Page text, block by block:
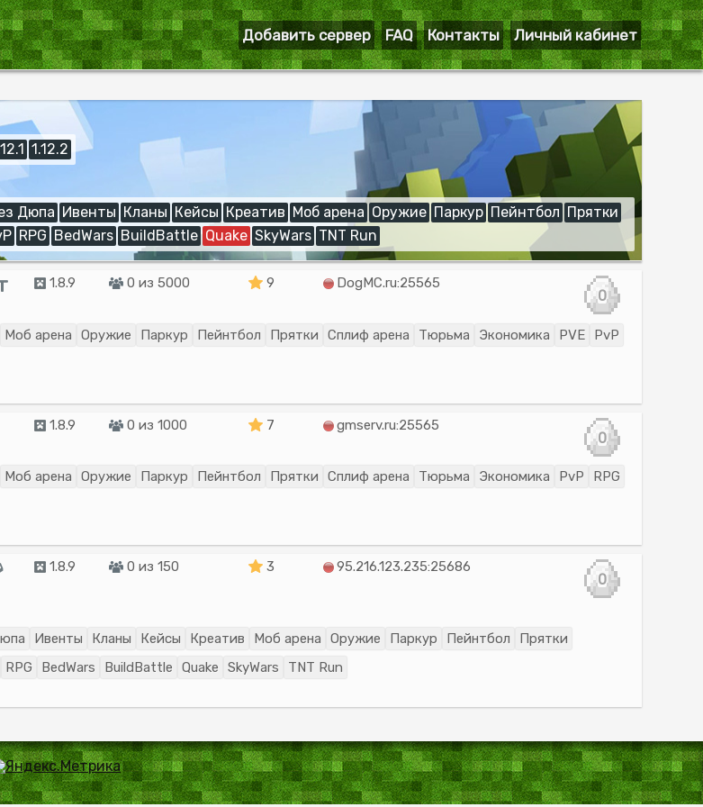
Добавить сервер FAQ Контакты Личный кабинет
1.12.2
Дюпа Ивенты Кланы Кейсы Креатив Моб арена Оружие Паркур Пейнтбол Прятки
RPG BedWars BuildBattle Quake SkyWars TNT Run
1.8.9 0 из 5000 9 DogMC.ru:25565
0
Моб арена Оружие Паркур Пейнтбол Прятки Сплиф арена Тюрьма Экономика PVE
PvP
1.8.9 0 из 1000 7 gmserv.ru:25565
0
Моб арена Оружие Паркур Пейнтбол Прятки Сплиф арена Тюрьма Экономика PvP
RPG
1.8.9 0 из 150 3 95.216.123.235:25686
0
Ивенты Кланы Кейсы Креатив Моб арена Оружие Паркур Пейнтбол
Прятки
RPG BedWars BuildBattle Quake SkyWars TNT Run